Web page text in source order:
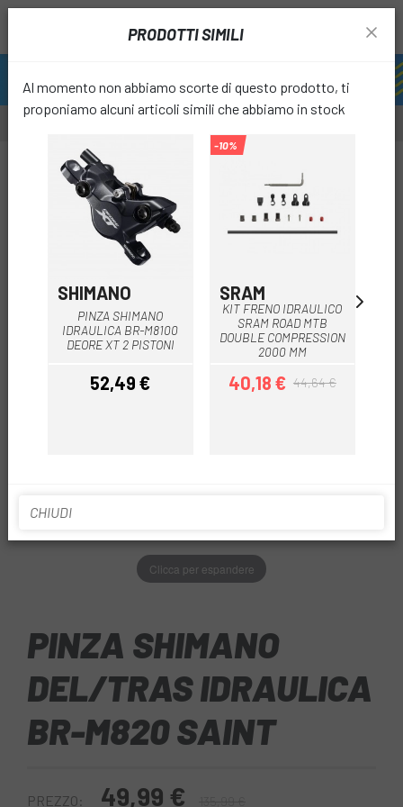
Clicca per espandere
PINZA SHIMANO
DEL/TRAS IDRAULICA
BR-M820 SAINT
PREZZO: 49,99 €
PRODOTTI SIMILI
Al momento non abbiamo scorte di questo prodotto, ti
proponiamo alcuni articoli simili che abbiamo in stock
SHIMANO
PINZA SHIMANO
IDRAULICA BR-M8100
DEORE XT 2 PISTONI
Prezzo
52,49 €
-10%
SRAM
KIT FRENO IDRAULICO
SRAM ROAD MTB
DOUBLE COMPRESSION
2000 MM
Prezzo
40,18 €Prezzo base
44,64 €
CHIUDI